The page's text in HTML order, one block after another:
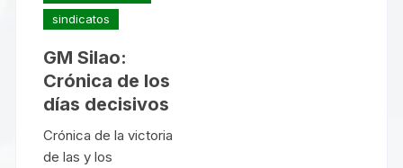
sindicatos
GM Silao:
Crónica de los
días decisivos
Crónica de la victoria
de las y los